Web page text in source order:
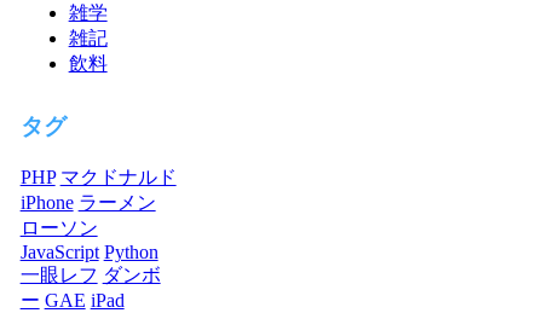
雑学
雑記
飲料
タグ
PHP マクドナルド
iPhone ラーメン
ローソン
JavaScript Python
一眼レフ ダンボ
ー GAE iPad